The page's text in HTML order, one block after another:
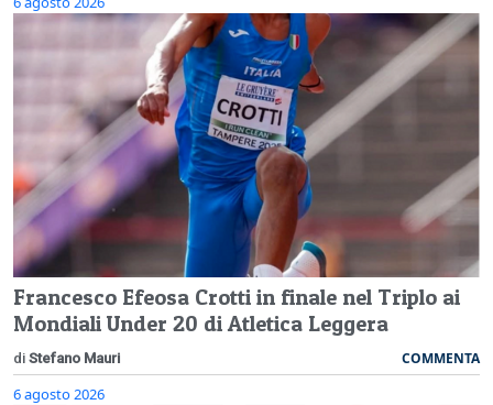
Francesco Efeosa Crotti in finale nel Triplo ai
Mondiali Under 20 di Atletica Leggera
di Stefano Mauri COMMENTA
6 agosto 2026